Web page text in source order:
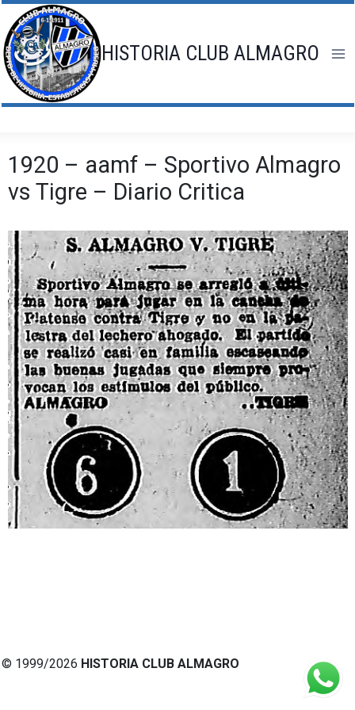
Saltar
al
contenido
HISTORIA CLUB ALMAGRO
1920 – aamf – Sportivo Almagro
vs Tigre – Diario Critica
© 1999/2026 HISTORIA CLUB ALMAGRO